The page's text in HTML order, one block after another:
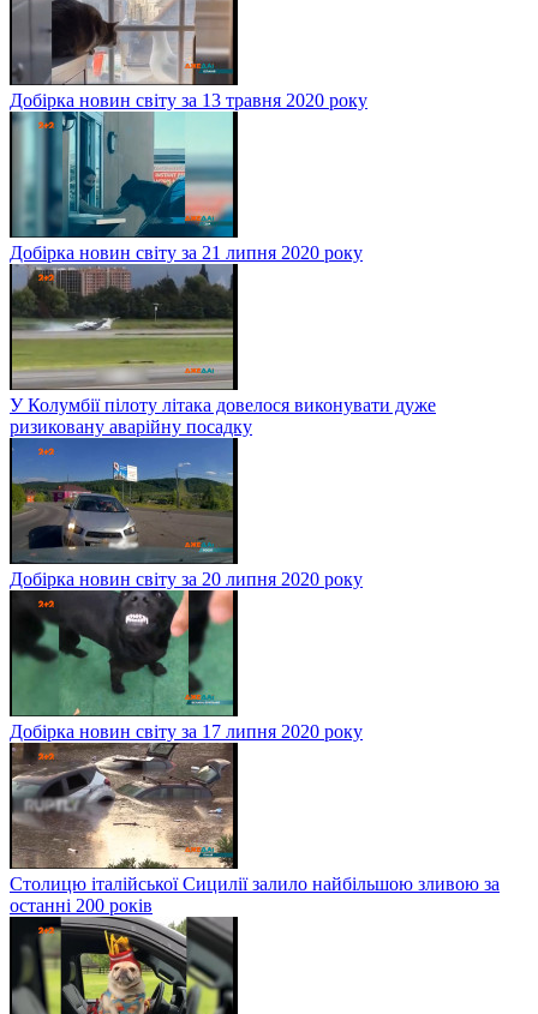
Добірка новин світу за 13 травня 2020 року
Добірка новин світу за 21 липня 2020 року
У Колумбії пілоту літака довелося виконувати дуже
ризиковану аварійну посадку
Добірка новин світу за 20 липня 2020 року
Добірка новин світу за 17 липня 2020 року
Столицю італійської Сицилії залило найбільшою зливою за
останні 200 років